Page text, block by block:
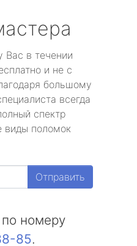
Вас в течении
и не с
большому
всегда
спектр
виды поломок
Отправить
номеру
85.